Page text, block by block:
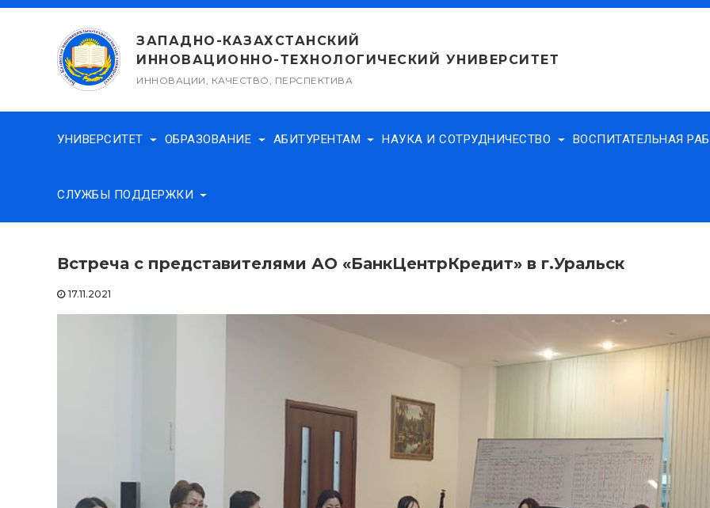
Перейти
содержимому
ЗАПАДНО-КАЗАХСТАНСКИЙ
ИННОВАЦИОННО-ТЕХНОЛОГИЧЕСКИЙ УНИВЕРСИТЕТ
ИННОВАЦИИ, КАЧЕСТВО, ПЕРСПЕКТИВА
УНИВЕРСИТЕТ ОБРАЗОВАНИЕ АБИТУРЕНТАМ НАУКА И СОТРУДНИЧЕСТВО ВОСПИТАТЕЛЬНАЯ
СЛУЖБЫ ПОДДЕРЖКИ
Встреча с представителями АО «БанкЦентрКредит» в г.Уральск
17.11.2021